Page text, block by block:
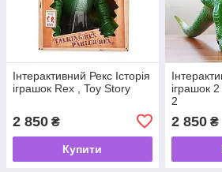
Інтерактивний Рекс Історія
іграшок Rex , Toy Story
2 850 ₴
Купити
іграшок
2
2 850₴